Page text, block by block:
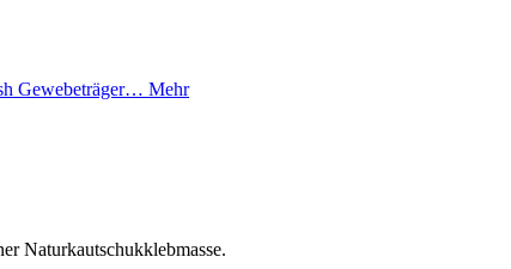
Gewebeträger… Mehr
Naturkautschukklebmasse.